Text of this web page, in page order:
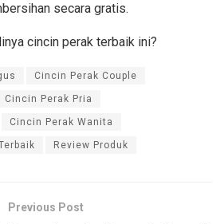
secara gratis.
cincin perak terbaik ini?
Cincin Perak Couple
Cincin Perak Pria
Cincin Perak Wanita
Review Produk
Previous Post